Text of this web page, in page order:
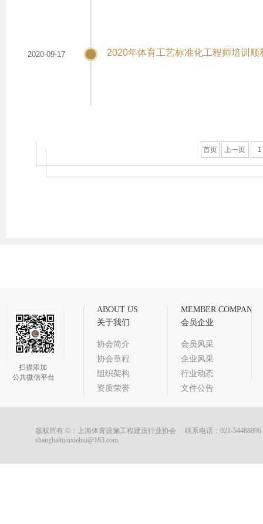
2020-09-17 2020年体育工艺标准化工程师培训顺
首页 上一页 1
扫描添加
公共微信平台
ABOUT US
关于我们
协会简介
协会章程
组织架构
资质荣誉
MEMBER
会员企业
会员风采
企业风采
行业动态
文件公告
版权所有 ©：上海体育设施工程建设行业协会 联系电话：021-
shanghaitiyuxiehui@163.com